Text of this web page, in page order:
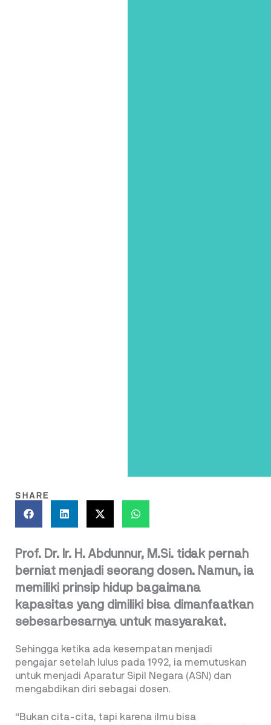
SHARE
Prof. Dr. Ir. H. Abdunnur, M.Si. tidak pernah
berniat menjadi seorang dosen. Namun, ia
memiliki prinsip hidup bagaimana
kapasitas yang dimiliki bisa dimanfaatkan
sebesarbesarnya untuk masyarakat.
Sehingga ketika ada kesempatan menjadi
pengajar setelah lulus pada 1992, ia memutuskan
untuk menjadi Aparatur Sipil Negara (ASN) dan
mengabdikan diri sebagai dosen.
“Bukan cita-cita, tapi karena ilmu bisa